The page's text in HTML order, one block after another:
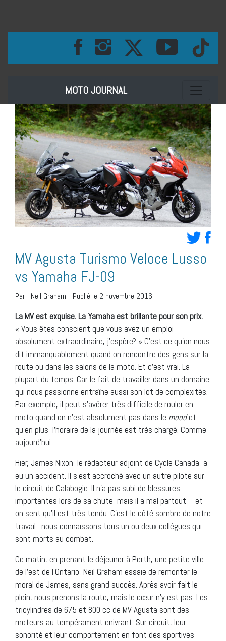
MOTO JOURNAL Toggle
MV Agusta Turismo Veloce Lusso
vs Yamaha FJ-09
Par : Neil Graham - Publié le 2 novembre 2016
La MV est exquise. La Yamaha est brillante pour son prix.
« Vous êtes conscient que vous avez un emploi
absolument extraordinaire, j’espère? » C’est ce qu’on nous
dit immanquablement quand on rencontre des gens sur la
route ou dans les salons de la moto. Et c’est vrai. La
plupart du temps. Car le fait de travailler dans un domaine
qui nous passionne entraîne aussi son lot de complexités.
Par exemple, il peut s’avérer très difficile de rouler en
moto quand on n’est absolument pas dans le moodet
qu’en plus, l’horaire de la journée est très chargé. Comme
aujourd’hui.
Hier, James Nixon, le rédacteur adjoint de Cycle Canada, a
eu un accident. Il s’est accroché avec un autre pilote sur
le circuit de Calabogie. Il n’a pas subi de blessures
importantes lors de sa chute, mais il a mal partout – et
on sent qu’il est très tendu. C’est le côté sombre de notre
travail : nous connaissons tous un ou deux collègues qui
sont morts au combat.
Ce matin, en prenant le déjeuner à Perth, une petite ville
de l’est de l’Ontario, Neil Graham essaie de remonter le
moral de James, sans grand succès. Après avoir fait le
plein, nous prenons la route, mais le cœur n’y est pas. Les
tricylindres de 675 et 800 cc de MV Agusta sont des
moteurs au tempérament enivrant. Sur circuit, leur
sonorité et leur comportement en font des sportives